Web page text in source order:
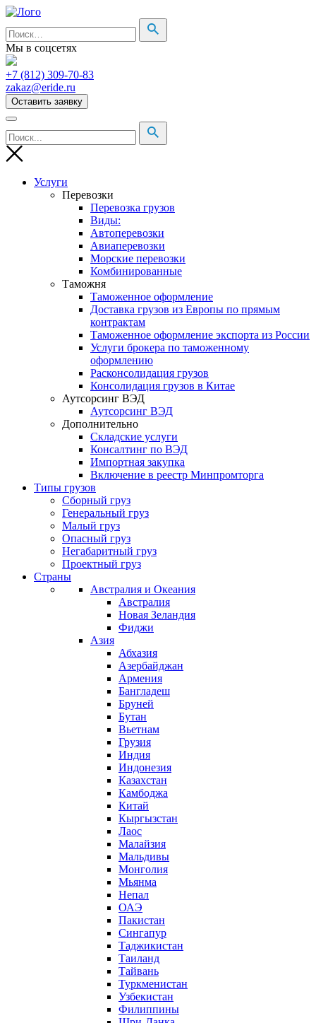
Мы в соцсетях
+7 (812) 309-70-83
zakaz@eride.ru
Оставить заявку
Услуги
Перевозки
Перевозка грузов
Виды:
Автоперевозки
Авиаперевозки
Морские перевозки
Комбинированные
Таможня
Таможенное оформление
Доставка грузов из Европы по прямым
контрактам
Таможенное оформление экспорта из России
Услуги брокера по таможенному
оформлению
Расконсолидация грузов
Консолидация грузов в Китае
Аутсорсинг ВЭД
Аутсорсинг ВЭД
Дополнительно
Складские услуги
Консалтинг по ВЭД
Импортная закупка
Включение в реестр Минпромторга
Типы грузов
Сборный груз
Генеральный груз
Малый груз
Опасный груз
Негабаритный груз
Проектный груз
Страны
Австралия и Океания
Австралия
Новая Зеландия
Фиджи
Азия
Абхазия
Азербайджан
Армения
Бангладеш
Бруней
Бутан
Вьетнам
Грузия
Индия
Индонезия
Казахстан
Камбоджа
Китай
Кыргызстан
Лаос
Малайзия
Мальдивы
Монголия
Мьянма
Непал
ОАЭ
Пакистан
Сингапур
Таджикистан
Таиланд
Тайвань
Туркменистан
Узбекистан
Филиппины